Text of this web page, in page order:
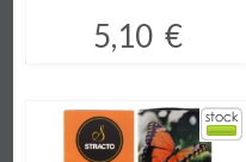
5,10 €
Comprar